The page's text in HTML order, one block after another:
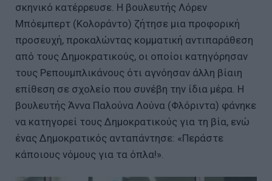
σκηνικό κατέρρευσε. Η βουλευτής Λόρεν
Μπόεμπερτ (Κολοράντο) ζήτησε μια προφορική
προσευχή, προκαλώντας κομματική αντιπαράθεση
από τους Δημοκρατικούς, οι οποίοι κατηγόρησαν
τους Ρεπουμπλικάνους ότι αγνόησαν άλλη βίαιη
επίθεση σε σχολείο που συνέβη την ίδια μέρα. Η
βουλευτής Άννα Παλούνα Λούνα (Φλόριντα) φάνηκε
να κατηγορεί τους Δημοκρατικούς για τη βία, ενώ
ένας Δημοκρατικός ανταπάντησε: «Περάστε
κάποιους νόμους για τα όπλα!».